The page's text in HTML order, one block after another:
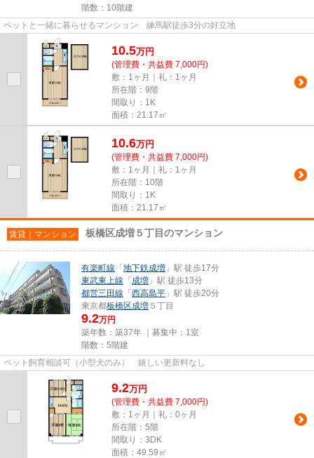
階数：10階建
ペットと一緒に暮らせるマンション 練馬駅徒歩3分の好立地
10.5万円
(管理費・共益費 7,000円)
敷：1ヶ月｜礼：1ヶ月
所在階：9階
間取り：1K
面積：21.17㎡
10.6万円
(管理費・共益費 7,000円)
敷：1ヶ月｜礼：1ヶ月
所在階：10階
間取り：1K
面積：21.17㎡
賃貸｜マンション 板橋区成増５丁目のマンション
有楽町線 「 地下鉄成増 」駅 徒歩17分
東武東上線 「 成増 」駅 徒歩13分
都営三田線 「 西高島平 」駅 徒歩20分
東京都板橋区成増 ５丁目
9.2万円
築年数：築37年 ｜募集中： 1室
階数：5階建
ペット飼育相談可（小型犬のみ） 嬉しい更新料なし
9.2万円
(管理費・共益費 7,000円)
敷：1ヶ月｜礼：0ヶ月
所在階：5階
間取り：3DK
面積：49.59㎡